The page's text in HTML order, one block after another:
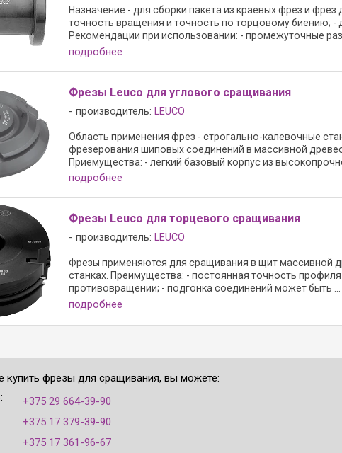
Назначение - для сборки пакета из краевых фрез и
точность вращения и точность по торцовому биению;
Рекомендации при использовании: - промежуточные
подробнее
Фрезы Leuco для углового сращивания
производитель: LEUCO
Область применения фрез - строгально-калевочные
фрезерования шиповых соединений в массивной
Приемущества: - легкий базовый корпус из
подробнее
Фрезы Leuco для торцевого сращивания
производитель: LEUCO
Фрезы применяются для сращивания в щит массивной
станках. Преимущества: - постоянная точность
противовращении; - подгонка соединений может быть ...
подробнее
купить фрезы для сращивания, вы можете:
+375 29 664-39-90
+375 17 379-39-90
+375 17 361-96-67